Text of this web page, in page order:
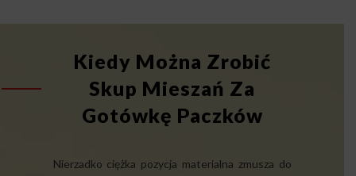
Kiedy Można Zrobić
Skup Mieszań Za
Gotówkę Paczków
Nierzadko ciężka pozycja materialna zmusza do